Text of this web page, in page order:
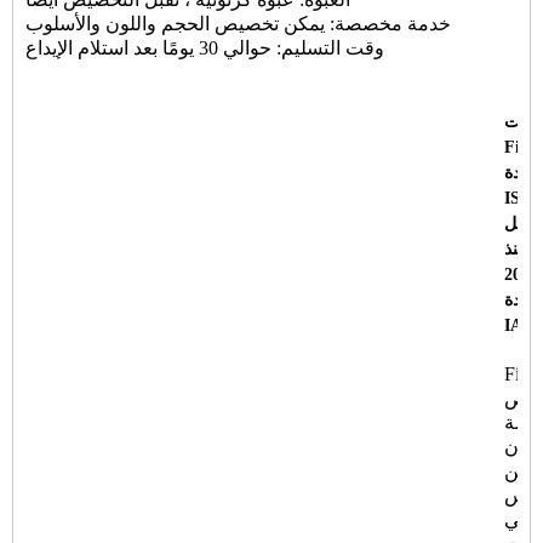
خدمة مخصصة: يمكن تخصيص الحجم واللون والأسلوب
وقت التسليم: حوالي 30 يومًا بعد استلام الإيداع
ISO
منذ
فنون
عن
واقي